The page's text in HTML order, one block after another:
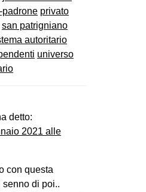
padrone privato
san patrigniano
autoritario
universo
detto:
2021 alle
con questa
di poi..